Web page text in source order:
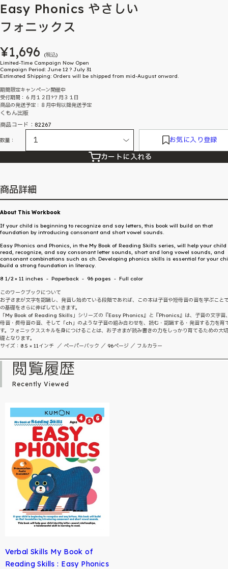
Easy Phonics やさしい
フォニックス
¥1,696
(税込)
Limited-Time Campaign Now Open
Campaign Period: June 12 ? July 31
Estimated Shipping: Orders will be shipped from mid-August onward.
期間限定キャンペーン開催中
受付期間：６月１２日?７月３１日
商品の発送予定：８月中旬以降発送予定
くもん出版
商品コード：82267
数量： お気に入り登録
カートに入れる
商品詳細
About This Workbook
If your child is beginning to recognize and say letters, this book will build on that
foundation by introducing consonant and short vowel sounds.
Easy Phonics and Phonics, in the My Book of Reading Skills series, will help your child
read, recognize, and say consonant letter sounds, short and long vowel sounds, and
consonant combinations such as ch. Developing phonics skills is essential for your
build a strong foundation in literacy.
8 1/2 × 11 inches - Paperback - 96 pages - Full color
このワークブックについて
お子さまが文字を認識し、発音し始めている段階であれば、この本は子音や短母音の音を学ぶこと
の基礎をさらに伸ばしていきます。
「My Book of Reading Skills」シリーズの『Easy Phonics』と『Phonics』は、子音の文字音
母音・長母音の音、そして「ch」のような子音の組み合わせを、読む・認識する・発音する力を育
す。フォニックススキルを身につけることは、お子さまが読み書きの力をしっかり育てるための大
礎となります。
サイズ：8.5 × 11インチ ／ ペーパーバック ／ 96ページ ／ フルカラー
閲覧履歴
Recently Viewed
Verbal Skills My Book of
Reading Skills : Easy Phonics